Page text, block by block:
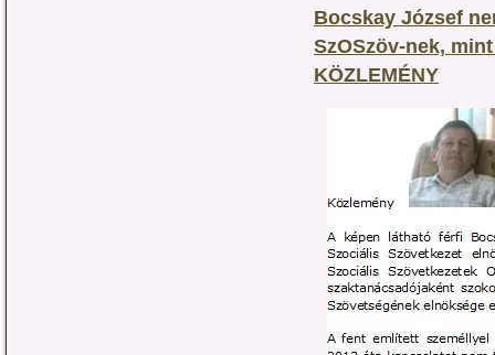
Bocskay József
SzOSzöv-nek,
KÖZLEMÉNY